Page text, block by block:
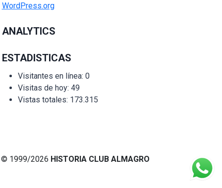
WordPress.org
ANALYTICS
ESTADISTICAS
Visitantes en línea: 0
Visitas de hoy: 49
Vistas totales: 173.315
© 1999/2026 HISTORIA CLUB ALMAGRO